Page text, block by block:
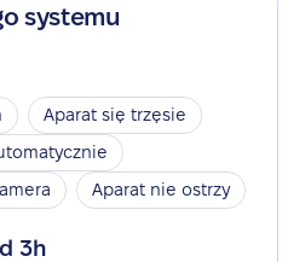
systemu
Aparat się trzęsie
Aparat nie ostrzy
3h